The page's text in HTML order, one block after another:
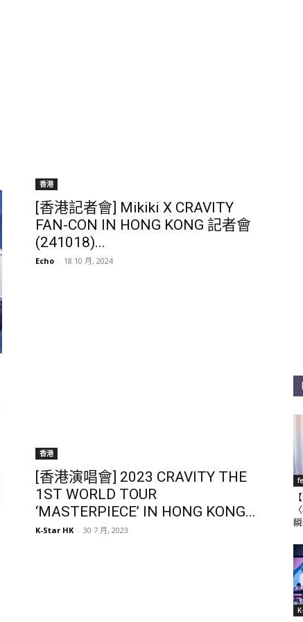
香港
[香港記者會] Mikiki X CRAVITY
FAN-CON IN HONG KONG 記者會
(241018)...
Echo - 18 10 月, 2024
香港
[香港演唱會] 2023 CRAVITY THE
1ST WORLD TOUR
‘MASTERPIECE’ IN HONG KONG...
K-Star HK - 30 7 月, 2023